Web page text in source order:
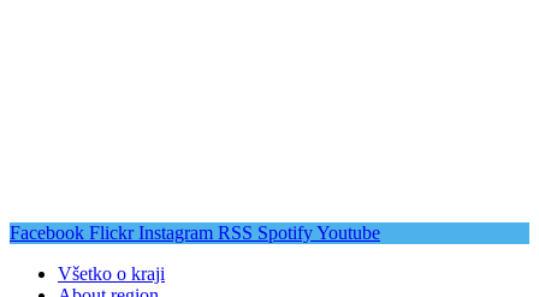
Facebook Flickr Instagram RSS SpotifyYoutube
Všetko o kraji